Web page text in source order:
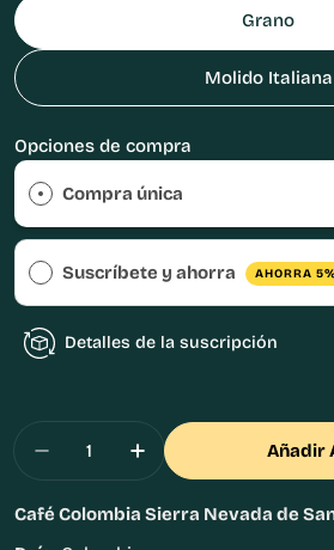
Grano
Molido Italiana
Opciones de compra
Compra única
Suscríbete y ahorra AHORRA
Detalles de la suscripción
Disminuir Cantidad Para
Aumentar
Añadir
Café Colombia Sierra Nevada de